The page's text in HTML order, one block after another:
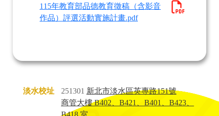
115年教育部品德教育徵稿（含影音
作品）評選活動實施計畫.pdf
淡水校址 251301 新北市淡水區英專路151號
商管大樓 B402、B421、B401、B423、